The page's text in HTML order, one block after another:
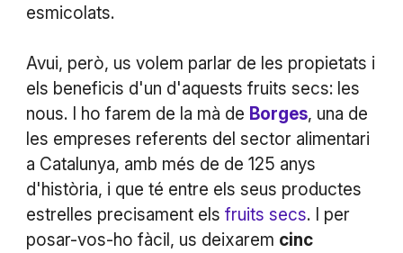
esmicolats.
Avui, però, us volem parlar de les propietats i
els beneficis d'un d'aquests fruits secs: les
nous. I ho farem de la mà de Borges, una de
les empreses referents del sector alimentari
a Catalunya, amb més de de 125 anys
d'història, i que té entre els seus productes
estrelles precisament els fruits secs. I per
posar-vos-ho fàcil, us deixarem cinc